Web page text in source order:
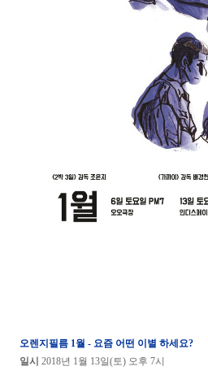
오렌지필름 1월 - 요즘 어떤 이별 하세요?
일시 2018년 1월 13일(토) 오후 7시